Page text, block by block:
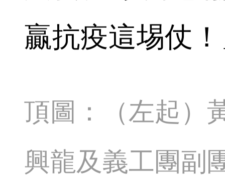
贏抗疫這埸仗
頂圖：（左起）
興龍及義工團副